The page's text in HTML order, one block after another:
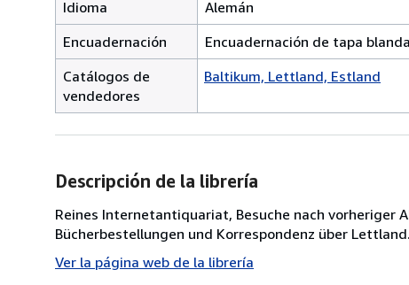
Idioma
Alemán
Encuadernación
Encuadernación de tapa blanda
Catálogos de
vendedores
Baltikum, Lettland, Estland
Descripción de la librería
Reines Internetantiquariat, Besuche nach vorheriger
Bücherbestellungen und Korrespondenz über Lettland.
Ver la página web de la librería